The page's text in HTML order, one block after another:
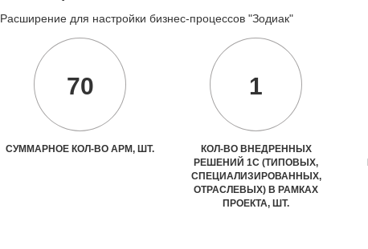
Расширение для настройки бизнес-процессов "Зодиак"
70
СУММАРНОЕ КОЛ-ВО АРМ, ШТ.
1
КОЛ-ВО ВНЕДРЕННЫХ
РЕШЕНИЙ 1С (ТИПОВЫХ,
СПЕЦИАЛИЗИРОВАННЫХ,
ОТРАСЛЕВЫХ) В РАМКАХ
ПРОЕКТА, ШТ.